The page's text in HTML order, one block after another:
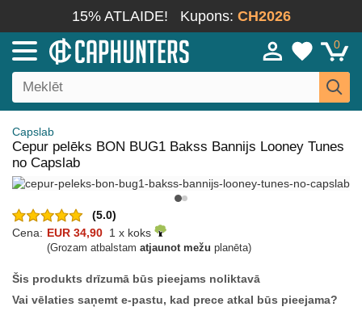
15% ATLAIDE! Kupons: CH2026
0
Capslab
Cepur pelēks BON BUG1 Bakss Bannijs Looney Tunes
no Capslab
(5.0)
Cena: EUR 34,90 1 x koks
(Grozam atbalstam atjaunot mežu planēta)
Šis produkts drīzumā būs pieejams noliktavā
Vai vēlaties saņemt e-pastu, kad prece atkal būs pieejama?